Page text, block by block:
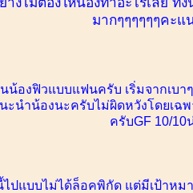
มากๆๆๆๆๆๆคะแ
นน้องฟิวแบบแฟนครับ เริ่มจากเบ
ะนำน้องนะครับไม่ผิดหวังโดยเฉ
ครับGF 10/10
ไปแบบไม่ได้ล็อคพิกัด แต่มีเป้าหม